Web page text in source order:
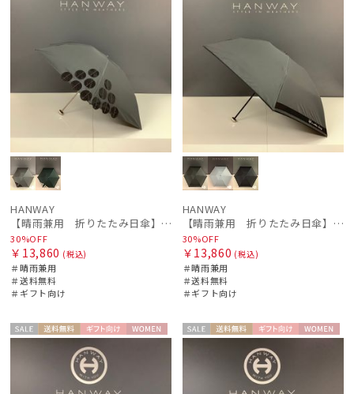
HANWAY
【晴雨兼用 折りたたみ日傘】ハンウェイ（ＨＡＮＷＡＹ）Angela（アンジェラ）
30%OFF
￥13,860 (税込)
＃晴雨兼用
＃送料無料
＃ギフト向け
HANWAY
【晴雨兼用 折りたたみ日傘】ハンウェイ（ＨＡＮＷＡＹ）Margot（マーゴット）
30%OFF
￥13,860 (税込)
＃晴雨兼用
＃送料無料
＃ギフト向け
セー 送料無 ギフト
向け
WOME
セー 送料無 ギフト
向け
WOME